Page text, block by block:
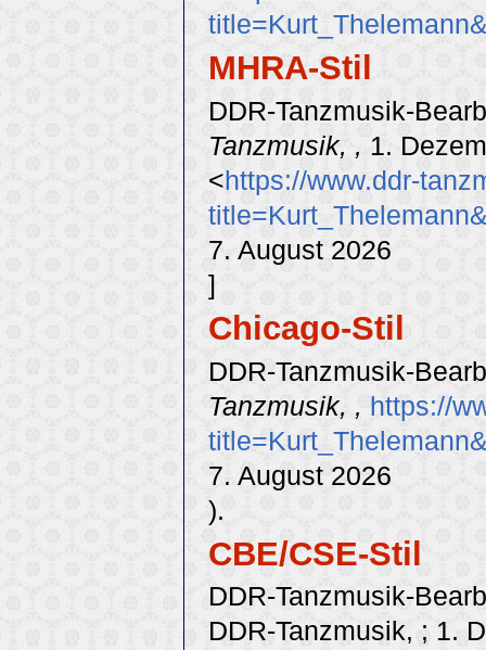
MHRA-Stil
DDR-Tanzmusik-
Tanzmusik, , 1.
<https://www.ddr-
7. August 2026
]
Chicago-Stil
DDR-Tanzmusik-
Tanzmusik, , https://
7. August 2026
).
CBE/CSE-Stil
DDR-Tanzmusik-
DDR-Tanzmusik, ; 1.